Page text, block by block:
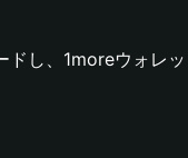
し、1moreウォレ